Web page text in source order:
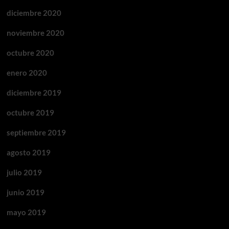
diciembre 2020
noviembre 2020
octubre 2020
enero 2020
diciembre 2019
octubre 2019
septiembre 2019
agosto 2019
julio 2019
junio 2019
mayo 2019